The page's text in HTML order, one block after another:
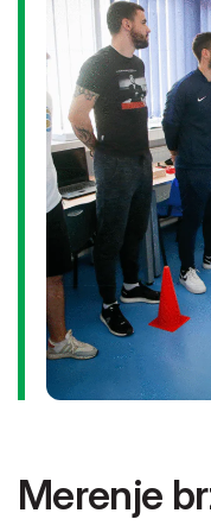
često se koriste
na trening ili
poređenje nivoa
vežbača, i kao
disbalanas između
Testovi se izvode
izomerijskim
su: čučanj, potisak
Podaci koji se
Maksimalna
Merenje